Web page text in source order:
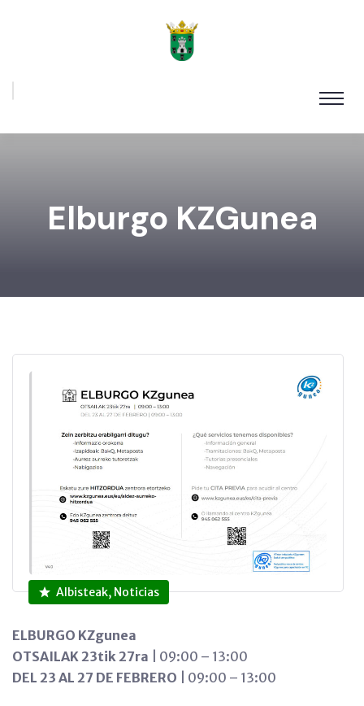
Elburgo KZGunea
Albisteak, Noticias
ELBURGO KZgunea
OTSAILAK 23tik 27ra | 09:00 – 13:00
DEL 23 AL 27 DE FEBRERO | 09:00 – 13:00